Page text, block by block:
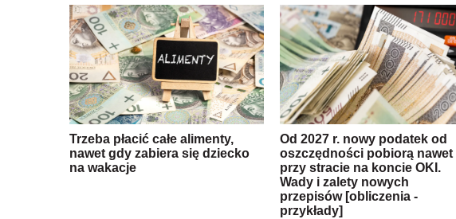
Trzeba płacić całe alimenty,
nawet gdy zabiera się dziecko
na wakacje
Od 2027 r. nowy podatek od
oszczędności pobiorą nawet
przy stracie na koncie OKI.
Wady i zalety nowych
przepisów [obliczenia -
przykłady]